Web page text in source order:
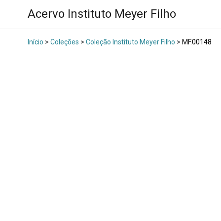
Acervo Instituto Meyer Filho
Início > Coleções > Coleção Instituto Meyer Filho > MF.00148